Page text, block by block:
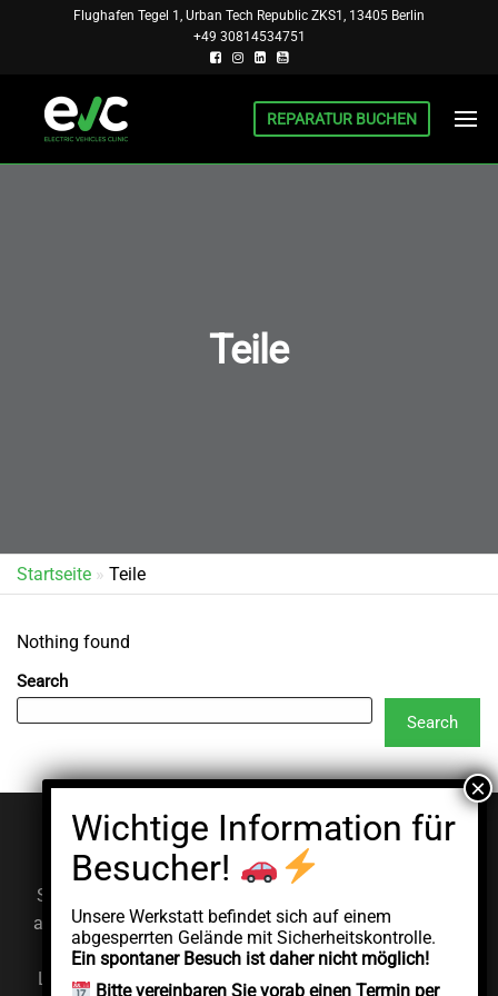
content
Flughafen Tegel 1, Urban Tech Republic ZKS1, 13405 Berlin
+49 30814534751
BERLIN
EV
REPARATUR BUCHEN
Teile
Startseite » Teile
Nothing found
Search
Search
© EV Clinic 2026
Impressum Datenschutzerklärung
Serviceleistungen, Diagnosen und Reparaturen werden
ausschließlich von der autorisierten juristischen Person
AddCycle GMBH durchgeführt, die unabhängig unter
Lizenz der Marke EV Clinic agiert. EV Clinic übernimmt
Unsere Werkstatt befindet sich auf einem
abgesperrten Gelände mit Sicherheitskontrolle.
Ein spontaner Besuch ist daher nicht möglich!
Bitte vereinbaren Sie vorab einen Termin per